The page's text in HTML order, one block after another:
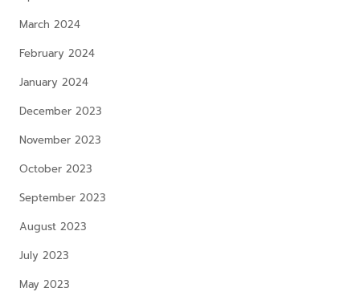
March 2024
February 2024
January 2024
December 2023
November 2023
October 2023
September 2023
August 2023
July 2023
May 2023